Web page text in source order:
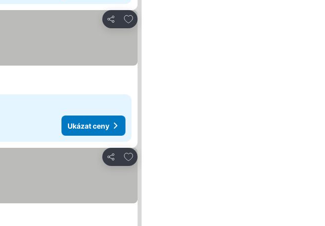
Sdílet
Přidat na seznam oblíbených hotelů
Ukázat ceny
Sdílet
Přidat na seznam oblíbených hotelů